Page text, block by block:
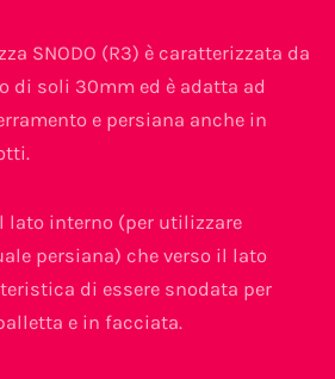
SNODO (R3) è caratterizzata da
di soli 30mm ed è adatta ad
e persiana anche in
lato interno (per utilizzare
persiana) che verso il lato
di essere snodata per
e in facciata.